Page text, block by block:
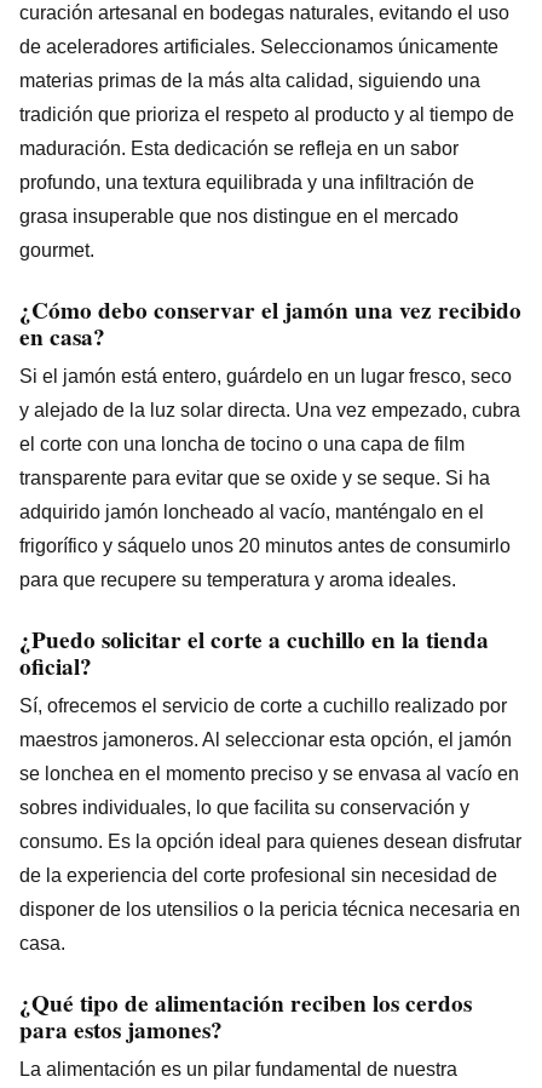
curación artesanal en bodegas naturales, evitando el uso
de aceleradores artificiales. Seleccionamos únicamente
materias primas de la más alta calidad, siguiendo una
tradición que prioriza el respeto al producto y al tiempo de
maduración. Esta dedicación se refleja en un sabor
profundo, una textura equilibrada y una infiltración de
grasa insuperable que nos distingue en el mercado
gourmet.
¿Cómo debo conservar el jamón una vez recibido
en casa?
Si el jamón está entero, guárdelo en un lugar fresco, seco
y alejado de la luz solar directa. Una vez empezado, cubra
el corte con una loncha de tocino o una capa de film
transparente para evitar que se oxide y se seque. Si ha
adquirido jamón loncheado al vacío, manténgalo en el
frigorífico y sáquelo unos 20 minutos antes de consumirlo
para que recupere su temperatura y aroma ideales.
¿Puedo solicitar el corte a cuchillo en la tienda
oficial?
Sí, ofrecemos el servicio de corte a cuchillo realizado por
maestros jamoneros. Al seleccionar esta opción, el jamón
se lonchea en el momento preciso y se envasa al vacío en
sobres individuales, lo que facilita su conservación y
consumo. Es la opción ideal para quienes desean disfrutar
de la experiencia del corte profesional sin necesidad de
disponer de los utensilios o la pericia técnica necesaria en
casa.
¿Qué tipo de alimentación reciben los cerdos
para estos jamones?
La alimentación es un pilar fundamental de nuestra